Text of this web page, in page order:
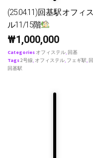
(25.04.11)回基駅オフィ
ル11/15階
₩1,000,000
Categories オフィステル, 回基
Tags2号線, オフィステル, フェギ駅,
回基駅